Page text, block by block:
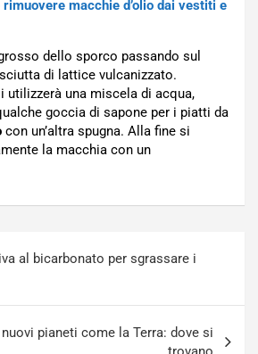
rimuovere macchie d’olio dai vestiti e
dello sporco passando sul
di lattice vulcanizzato.
utilizzerà una miscela di acqua,
goccia di sapone per i piatti da
con un’altra spugna. Alla fine si
la macchia con un
al bicarbonato per sgrassare i
pianeti come la Terra: dove si